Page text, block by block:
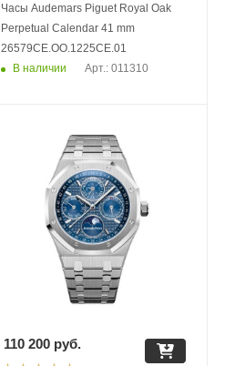
Часы Audemars Piguet Royal Oak
Perpetual Calendar 41 mm
26579CE.OO.1225CE.01
В наличии
Арт.: 011310
110 200руб.